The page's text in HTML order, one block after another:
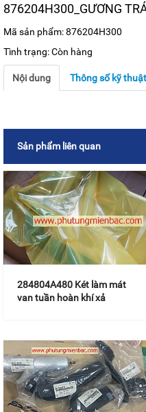
876204H300_GƯƠNG
Mã sản phẩm: 876204H300
Tình trạng: Còn hàng
Nội dung Thông số kỹ thuật
Sản phẩm liên quan
284804A480 Két làm mát
van tuần hoàn khí xả